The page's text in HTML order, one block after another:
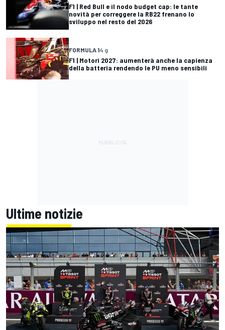
F1 | Red Bull e il nodo budget cap: le tante
novità per correggere la RB22 frenano lo
sviluppo nel resto del 2026
FORMULA 14 g
F1 | Motori 2027: aumenterà anche la capienza
della batteria rendendo le PU meno sensibili
Ultime notizie